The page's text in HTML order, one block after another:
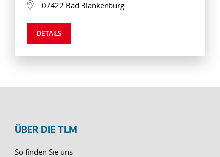
07422 Bad Blankenburg
DETAILS
ÜBER DIE TLM
So finden Sie uns